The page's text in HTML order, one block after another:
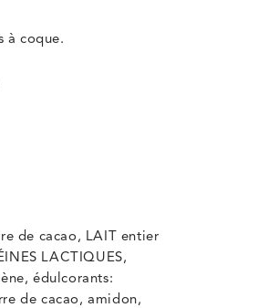
à coque.
de cacao, LAIT entier
LACTIQUES,
édulcorants:
de cacao, amidon,